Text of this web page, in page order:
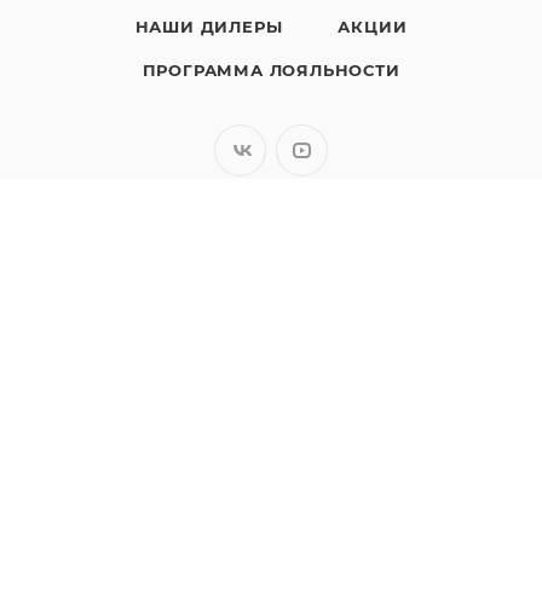
НАШИ ДИЛЕРЫ АКЦИИ
ПРОГРАММА ЛОЯЛЬНОСТИ